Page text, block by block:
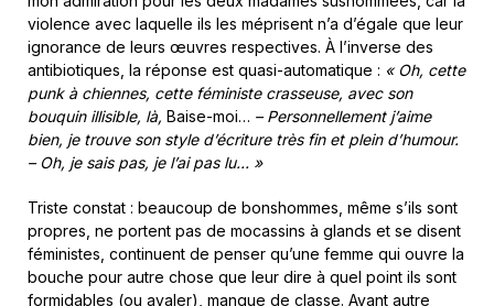
violence avec laquelle ils les méprisent n’a d’égale que leur
ignorance de leurs œuvres respectives. À l’inverse des
antibiotiques, la réponse est quasi-automatique : « Oh, cette
punk à chiennes, cette féministe crasseuse, avec son
bouquin illisible, là, Baise-moi… – Personnellement j’aime
bien, je trouve son style d’écriture très fin et plein d’humour.
– Oh, je sais pas, je l’ai pas lu… »
Triste constat : beaucoup de bonshommes, même s’ils sont
propres, ne portent pas de mocassins à glands et se disent
féministes, continuent de penser qu’une femme qui ouvre la
bouche pour autre chose que leur dire à quel point ils sont
formidables (ou avaler), manque de classe. Ayant autre